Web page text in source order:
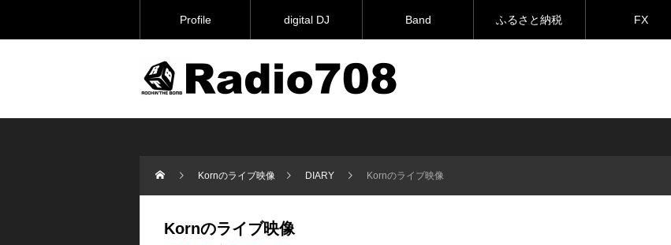
Profile digital DJ Band ふるさと納税 FX
Kornのライブ映像 DIARY Kornのライブ映像
Kornのライブ映像